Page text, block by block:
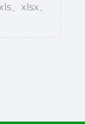
、xlsx、